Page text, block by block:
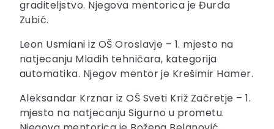
graditeljstvo. Njegova mentorica je Đurđa
Zubić.
Leon Usmiani iz OŠ Oroslavje – 1. mjesto na
natjecanju Mladih tehničara, kategorija
automatika. Njegov mentor je Krešimir Hamer.
Aleksandar Krznar iz OŠ Sveti Križ Začretje – 1.
mjesto na natjecanju Sigurno u prometu.